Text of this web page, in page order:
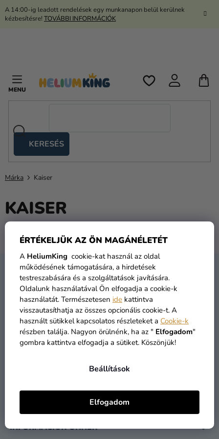
ÉRTÉKELJÜK AZ ÖN MAGÁNÉLETÉT
A HeliumKing cookie-kat használ az oldal
működésének támogatására, a hirdetések
testreszabására és a szolgáltatások javítására.
Oldalunk használatával Ön elfogadja a cookie-k
használatát. Természetesen ide kattintva
visszautasíthatja az összes opcionális cookie-t. A
használt sütikkel kapcsolatos részleteket a Cookie-k
részben találja. Nagyon örülnénk, ha az " Elfogadom"
gombra kattintva elfogadja a sütiket. Köszönjük!
Beállítások
Elfogadom
Ugrás
A 14:00-ig leadott rendelések egy munkanapon belül kerülnek
kézbesítésre! TOVÁBBI INFORMÁCIÓK
KERESÉS
sátrak
Kanekalon
Hélium
és
Esküvő
Party
Dekoráció
és
kiegészítők
Jelmezek
Ruházat
Ünnepek
Márka Kaiser
KAISER
A márka Kaisersemmilyen terméke nem található...
KAPCSOLAT
info@heliumking.hu
INFORMÁCIÓK ÖNNEK